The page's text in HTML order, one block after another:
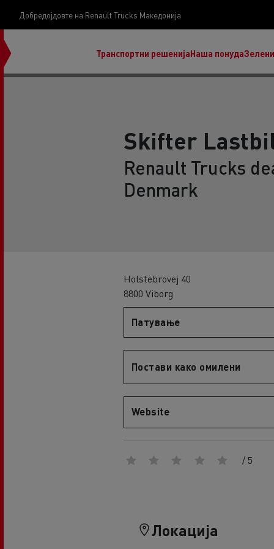
Добредојдовте на Renault Trucks Македонија
Транспортни решенијаНаша понуда
D Wide E-Tech
нашата визија
Koji kamion na alternativnu energiju je pravi za
An engineer's dream
Design: the electric truck revolution
Skifter
Renault Trucks
Denmark
Holstebrovej 40
8800 Viborg
Патување
Постави како омилени
Website
/ 5
Локација